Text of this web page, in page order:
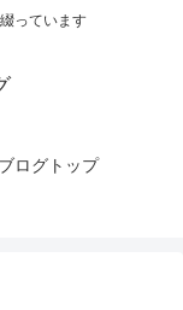
っています
ブログトップ